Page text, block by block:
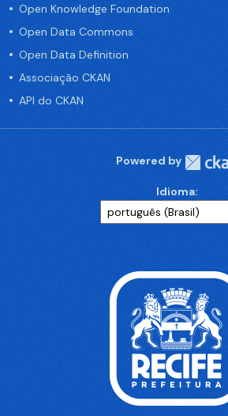
Open Knowledge Foundation
Open Data Commons
Open Data Definition
Associação CKAN
API do CKAN
Powered by
Idioma